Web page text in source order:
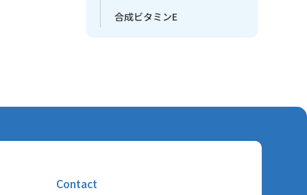
合成ビタミンE
Contact